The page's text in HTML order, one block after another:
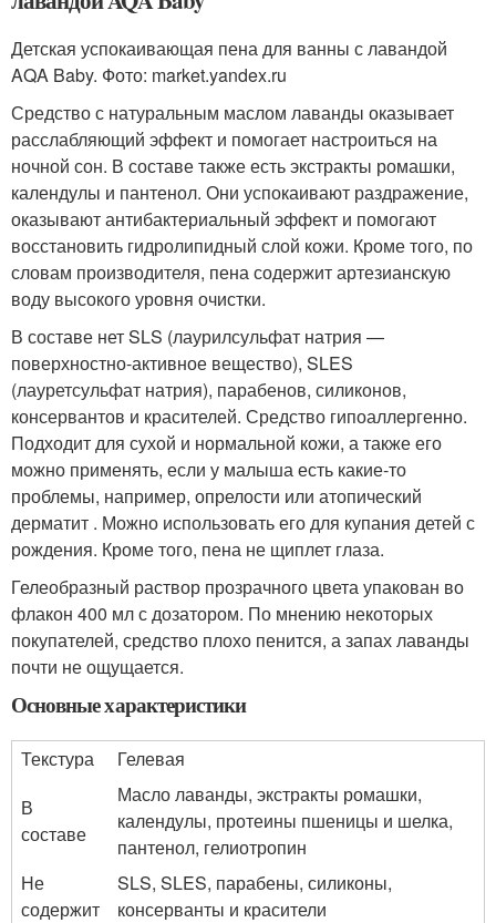
Детская успокаивающая пена для ванны с лавандой
AQA Baby. Фото: market.yandex.ru
Средство с натуральным маслом лаванды оказывает
расслабляющий эффект и помогает настроиться на
ночной сон. В составе также есть экстракты ромашки,
календулы и пантенол. Они успокаивают раздражение,
оказывают антибактериальный эффект и помогают
восстановить гидролипидный слой кожи. Кроме того, по
словам производителя, пена содержит артезианскую
воду высокого уровня очистки.
В составе нет SLS (лаурилсульфат натрия —
поверхностно-активное вещество), SLES
(лауретсульфат натрия), парабенов, силиконов,
консервантов и красителей. Средство гипоаллергенно.
Подходит для сухой и нормальной кожи, а также его
можно применять, если у малыша есть какие-то
проблемы, например, опрелости или атопический
дерматит . Можно использовать его для купания детей с
рождения. Кроме того, пена не щиплет глаза.
Гелеобразный раствор прозрачного цвета упакован во
флакон 400 мл с дозатором. По мнению некоторых
покупателей, средство плохо пенится, а запах лаванды
почти не ощущается.
Основные характеристики
Текстура
Гелевая
В
составе
Масло лаванды, экстракты ромашки,
календулы, протеины пшеницы и шелка,
пантенол, гелиотропин
Не
содержит
SLS, SLES, парабены, силиконы,
консерванты и красители